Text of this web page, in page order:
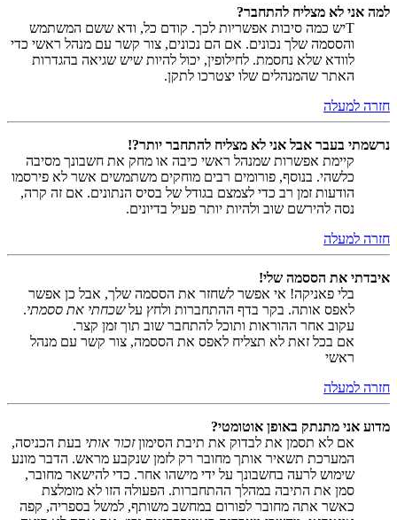
למה אני לא מצליח להתחבר?
Tיש כמה סיבות אפשריות לכך. קודם כל, ודא ששם המשתמש
והססמה שלך נכונים. אם הם נכונים, צור קשר עם מנהל ראשי כדי
לוודא שלא נחסמת. לחילופין, יכול להיות שיש שגיאה בהגדרות
האתר שהמנהלים שלו יצטרכו לתקן.
חזרה למעלה
נרשמתי בעבר אבל אני לא מצליח להתחבר יותר?!
קיימת אפשרות שמנהל ראשי כיבה או מחק את חשבונך מסיבה
כלשהי. בנוסף, פורומים רבים מוחקים משתמשים אשר לא פירסמו
הודעות זמן רב כדי לצמצם בגודל של בסיס הנתונים. אם זה קרה,
נסה להירשם שוב ולהיות יותר פעיל בדיונים.
חזרה למעלה
איבדתי את הססמה שלי!
בלי פאניקה! אי אפשר לשחזר את הססמה שלך, אבל כן אפשר
לאפס אותה. בקר בדף ההתחברות ולחץ עלשכחתי את ססמתי.
עקוב אחר ההוראות ותוכל להתחבר שוב תוך זמן קצר.
אם בכל זאת לא תצליח לאפס את הססמה, צור קשר עם מנהל
ראשי
חזרה למעלה
מדוע אני מתנתק באופן אוטומטי?
אם לא תסמן את לבדוק את תיבת הסימוןזכור אותי בעת הכניסה,
המערכת תשאיר אותך מחובר רק לזמן שנקבע מראש. הדבר מונע
שימוש לרעה בחשבונך על ידי מישהו אחר. כדי להישאר מחובר,
סמן את התיבה במהלך ההתחברות. הפעולה הזו לא מומלצת
כאשר אתה מחובר לפורום במחשב משותף, למשל בספריה, קפה